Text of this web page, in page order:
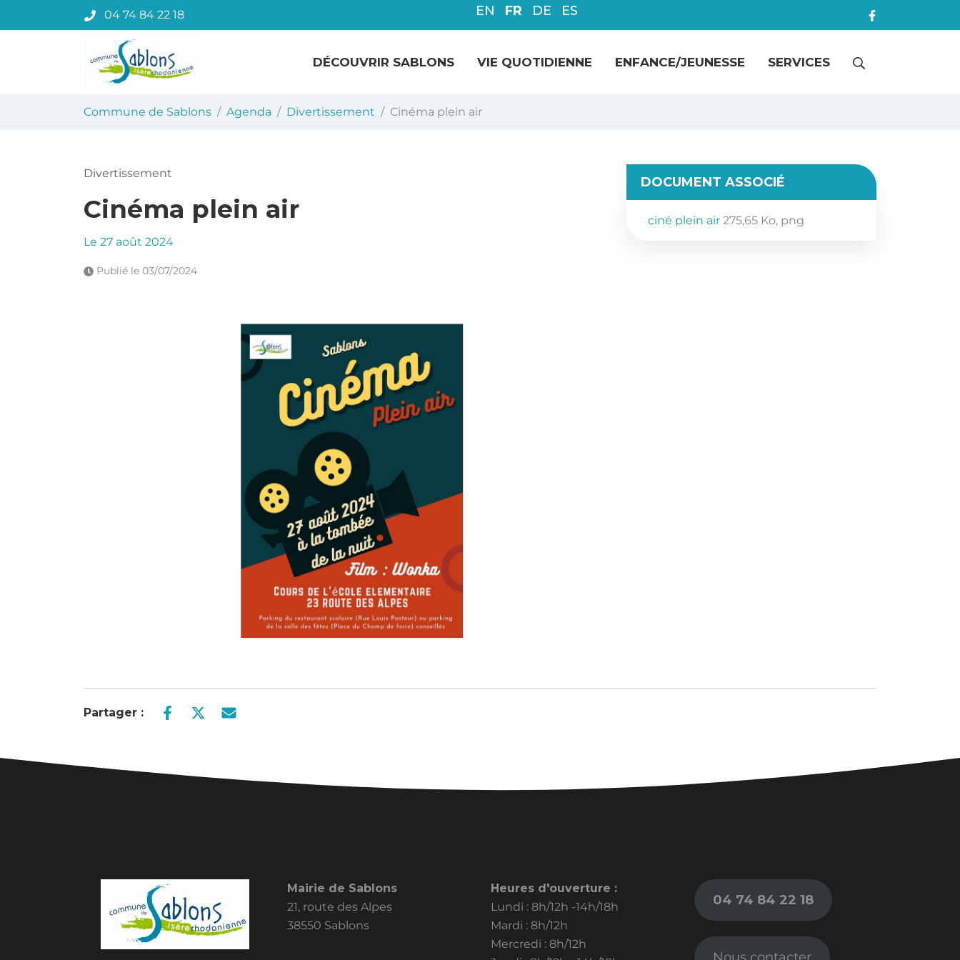
au
04 74 84 22 18 EN FR DE ES
Commune de Sablons
DÉCOUVRIR SABLONS VIE QUOTIDIENNE ENFANCE/JEUNESSE SERVICES
Commune de Sablons Agenda Divertissement Cinéma plein air
Divertissement
Cinéma plein air
Le 27 août 2024
Publié le 03/07/2024
DOCUMENT ASSOCIÉ
ciné plein air 275,65 Ko, png
Partager :
Mairie de Sablons
21, route des Alpes
38550 Sablons
Heures d'ouverture :
Lundi : 8h/12h -14h/18h
Mardi : 8h/12h
Mercredi : 8h/12h
04 74 84 22 18